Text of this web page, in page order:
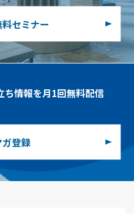
セミナー
情報を月1回無料配信
ガ登録